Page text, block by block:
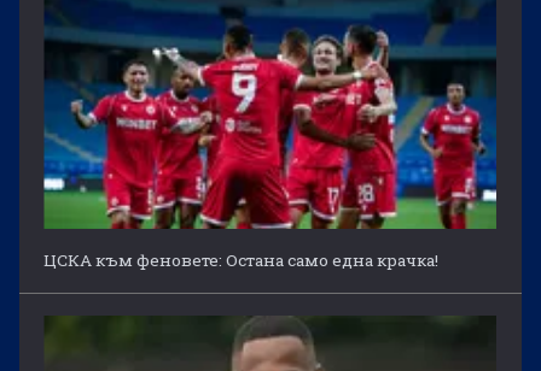
ЦСКА към феновете: Остана само една крачка!